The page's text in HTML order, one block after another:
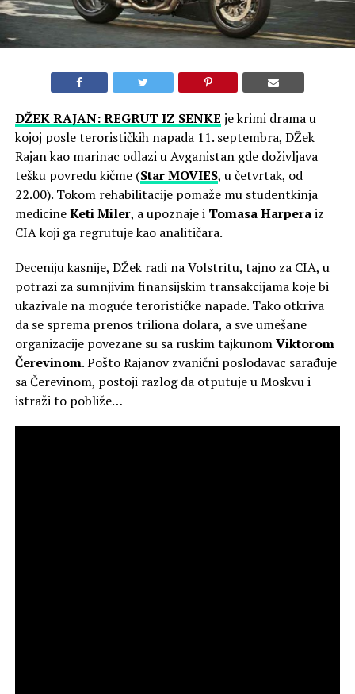
DŽEK RAJAN: REGRUT IZ SENKE je krimi drama u
kojoj posle terorističkih napada 11. septembra, DŽek
Rajan kao marinac odlazi u Avganistan gde doživljava
tešku povredu kičme (Star MOVIES, u četvrtak, od
22.00). Tokom rehabilitacije pomaže mu studentkinja
medicineKeti Miler, a upoznaje i Tomasa Harperaiz
CIA koji ga regrutuje kao analitičara.
Deceniju kasnije, DŽek radi na Volstritu, tajno za CIA, u
potrazi za sumnjivim finansijskim transakcijama koje bi
ukazivale na moguće terorističke napade. Tako otkriva
da se sprema prenos triliona dolara, a sve umešane
organizacije povezane su sa ruskim tajkunomViktorom
Čerevinom. Pošto Rajanov zvanični poslodavac sarađuje
sa Čerevinom, postoji razlog da otputuje u Moskvu i
istraži to pobliže…